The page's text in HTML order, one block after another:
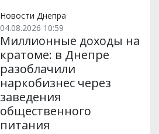
m p
Новости Днепра
04.08.2026 10:59
Миллионные доходы на
кратоме: в Днепре
разоблачили
наркобизнес через
заведения
общественного
питания